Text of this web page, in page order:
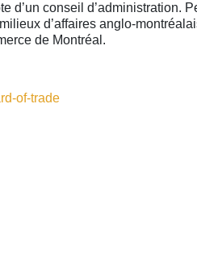
d’un conseil d’administration.
d’affaires anglo-
de Montréal.
of-trade